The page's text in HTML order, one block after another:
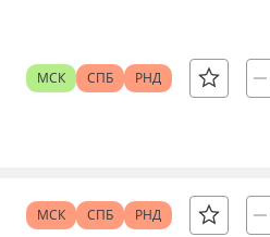
МСК СПБ РНД
МСК СПБ РНД